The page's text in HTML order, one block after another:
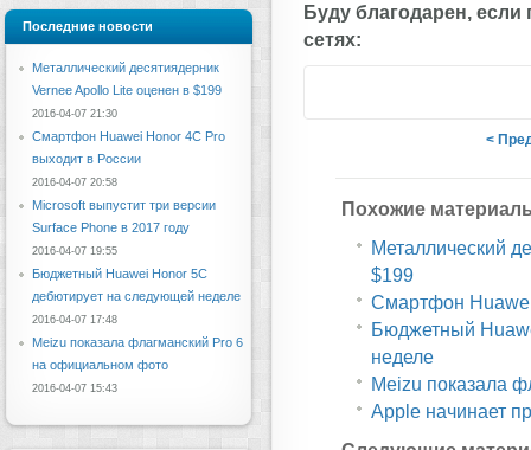
Буду благодарен, если
сетях:
<
Похожие
Металлический
$199
Смартфон
Бюджетный
неделе
Meizu показала
Apple начинает
Последние новости
Металлический десятиядерник
Vernee Apollo Lite оценен в $199
2016-04-07 21:30
Смартфон Huawei Honor 4C Pro
выходит в России
2016-04-07 20:58
Microsoft выпустит три версии
Surface Phone в 2017 году
2016-04-07 19:55
Бюджетный Huawei Honor 5C
дебютирует на следующей неделе
2016-04-07 17:48
Meizu показала флагманский Pro 6
на официальном фото
2016-04-07 15:43